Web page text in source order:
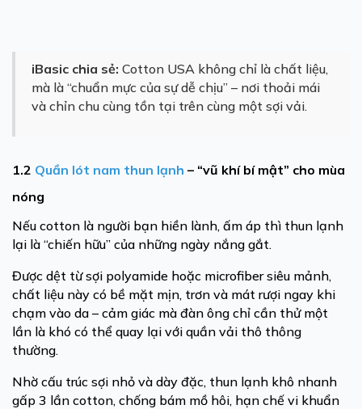
iBasic chia sẻ: Cotton USA không chỉ là chất liệu,
mà là “chuẩn mực của sự dễ chịu” – nơi thoải mái
và chỉn chu cùng tồn tại trên cùng một sợi vải.
1.2 Quần lót nam thun lạnh – “vũ khí bí mật” cho mùa
nóng
Nếu cotton là người bạn hiền lành, ấm áp thì thun lạnh
lại là “chiến hữu” của những ngày nắng gắt.
Được dệt từ sợi polyamide hoặc microfiber siêu mảnh,
chất liệu này có bề mặt mịn, trơn và mát rượi ngay khi
chạm vào da – cảm giác mà đàn ông chỉ cần thử một
lần là khó có thể quay lại với quần vải thô thông
thường.
Nhờ cấu trúc sợi nhỏ và dày đặc, thun lạnh khô nhanh
gấp 3 lần cotton, chống bám mồ hôi, hạn chế vi khuẩn